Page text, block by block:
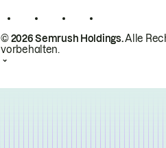
© 2026 Semrush Holdings.Alle
vorbehalten.